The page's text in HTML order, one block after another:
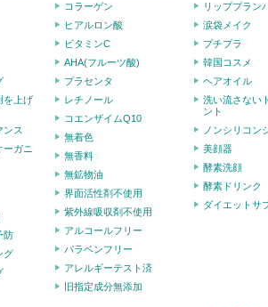
を上げ
ンス
ーガニ
防
グ
コラーゲン
ヒアルロン酸
ビタミンC
AHA(フルーツ酸)
プラセンタ
レチノール
コエンザイムQ10
無着色
無香料
無鉱物油
界面活性剤不使用
紫外線吸収剤不使用
アルコールフリー
パラベンフリー
アレルギーテスト済
旧指定成分無添加
リッププラン
涙袋メイク
プチプラ
韓国コスメ
ヘアオイル
洗い流さない
ント
ノンシリコン
美顔器
酵素洗顔
酵素ドリンク
ダイエットサ